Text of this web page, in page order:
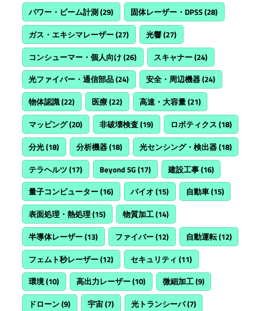
パワー・ビーム計測(29) 固体レーザー・DPSS(28)
ガス・エキシマレーザー(27) 光響(27)
コンシューマー・個人向け(26) スキャナー(24)
光ファイバー・通信部品(24) 安全・周辺機器(24)
物体認識(22) 医療(22) 高速・大容量(21)
マッピング(20) 非破壊検査(19) ロボティクス (18)
分光(18) 分析機器(18) 光センシング・検出器(18)
テラヘルツ (17) Beyond 5G(17) 建設工事(16)
量子コンピューター(16) バイオ (15) 自動車(15)
表面処理・熱処理(15) 物質加工(14)
半導体レーザー(13) ファイバー(12) 自動運転(12)
フェムト秒レーザー(12) セキュリティ (11)
環境(10) 高出力レーザー(10) 微細加工(9)
ドローン(9) 宇宙(7) 光トランシーバ(7)